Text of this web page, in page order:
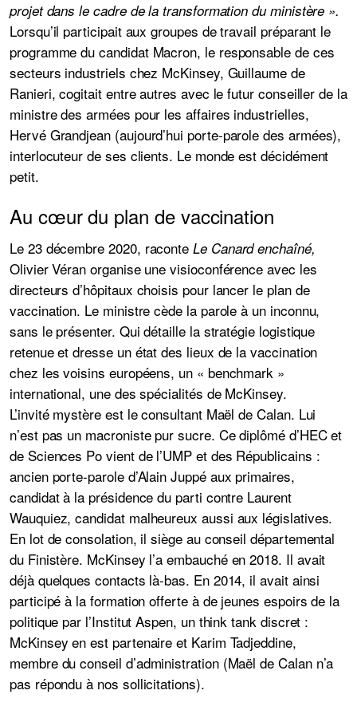
projet dans le cadre de la transformation du ministère ».
Lorsqu’il participait aux groupes de travail préparant le
programme du candidat Macron, le responsable de ces
secteurs industriels chez McKinsey, Guillaume de
Ranieri, cogitait entre autres avec le futur conseiller de la
ministre des armées pour les affaires industrielles,
Hervé Grandjean (aujourd’hui porte-parole des armées),
interlocuteur de ses clients. Le monde est décidément
petit.
Au cœur du plan de vaccination
Le 23 décembre 2020, raconteLe Canard enchaîné,
Olivier Véran organise une visioconférence avec les
directeurs d’hôpitaux choisis pour lancer le plan de
vaccination. Le ministre cède la parole à un inconnu,
sans le présenter. Qui détaille la stratégie logistique
retenue et dresse un état des lieux de la vaccination
chez les voisins européens, un « benchmark »
international, une des spécialités de McKinsey.
L’invité mystère est le consultant Maël de Calan. Lui
n’est pas un macroniste pur sucre. Ce diplômé d’HEC et
de Sciences Po vient de l’UMP et des Républicains :
ancien porte-parole d’Alain Juppé aux primaires,
candidat à la présidence du parti contre Laurent
Wauquiez, candidat malheureux aussi aux législatives.
En lot de consolation, il siège au conseil départemental
du Finistère. McKinsey l’a embauché en 2018. Il avait
déjà quelques contacts là-bas. En 2014, il avait ainsi
participé à la formation offerte à de jeunes espoirs de la
politique par l’Institut Aspen, un think tank discret :
McKinsey en est partenaire et Karim Tadjeddine,
membre du conseil d’administration (Maël de Calan n’a
pas répondu à nos sollicitations).